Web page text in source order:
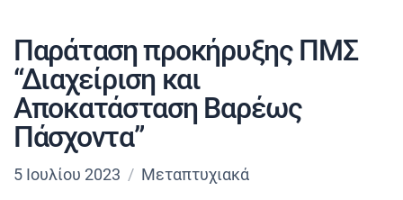
Παράταση προκήρυξης ΠΜΣ
“Διαχείριση και
Αποκατάσταση Βαρέως
Πάσχοντα”
5 Ιουλίου 2023 Μεταπτυχιακά